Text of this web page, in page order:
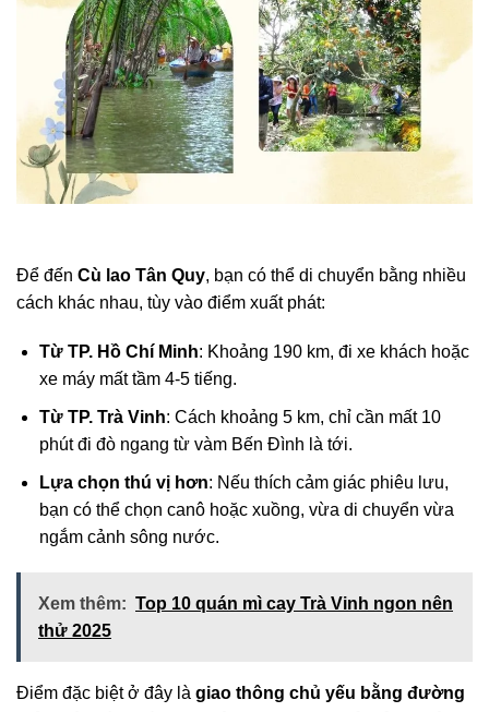
Để đến Cù lao Tân Quy, bạn có thể di chuyển bằng nhiều
cách khác nhau, tùy vào điểm xuất phát:
Từ TP. Hồ Chí Minh: Khoảng 190 km, đi xe khách hoặc
xe máy mất tầm 4-5 tiếng.
Từ TP. Trà Vinh: Cách khoảng 5 km, chỉ cần mất 10
phút đi đò ngang từ vàm Bến Đình là tới.
Lựa chọn thú vị hơn: Nếu thích cảm giác phiêu lưu,
bạn có thể chọn canô hoặc xuồng, vừa di chuyển vừa
ngắm cảnh sông nước.
Xem thêm: Top 10 quán mì cay Trà Vinh ngon nên
thử 2025
Điểm đặc biệt ở đây là giao thông chủ yếu bằng đường